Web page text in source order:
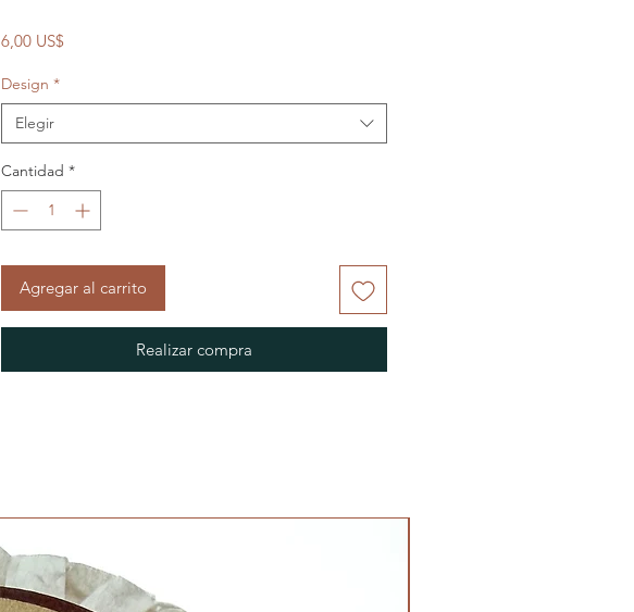
6,00 US$
Design *
Elegir
Cantidad *
Agregar al carrito
Realizar compra